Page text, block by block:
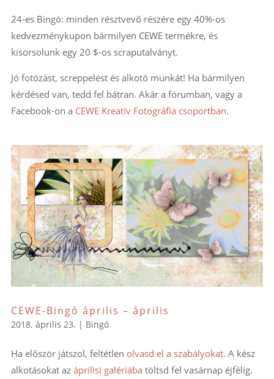
24-es Bingó: minden résztvevő részére egy 40%-os
kedvezménykupon bármilyen CEWE termékre, és
kisorsolunk egy 20 $-os scraputalványt.
Jó fotózást, screppelést és alkotó munkát! Ha bármilyen
kérdésed van, tedd fel bátran. Akár a fórumban, vagy a
Facebook-on a CEWE Kreatív Fotográfia csoportban.
CEWE-Bingó április – április
2018. április 23. | Bingó
Ha először játszol, feltétlen olvasd el a szabályokat. A kész
alkotásokat az áprilisi galériába töltsd fel vasárnap éjfélig.